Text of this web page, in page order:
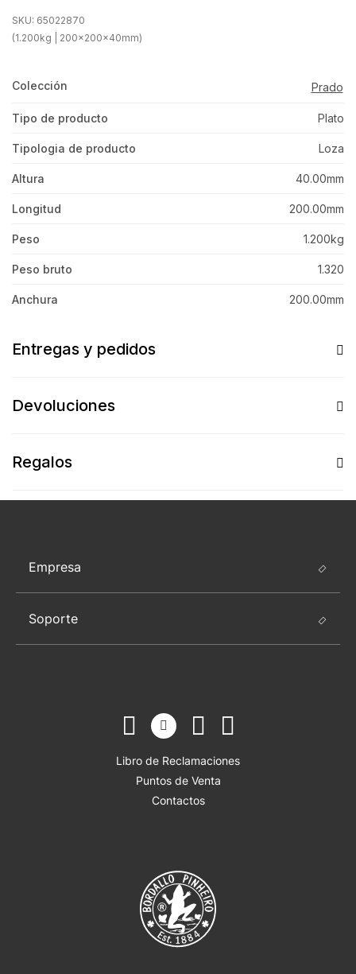
SKU: 65022870
(1.200kg | 200x200x40mm)
Colección Prado
Tipo de producto Plato
Tipologia de producto Loza
Altura 40.00mm
Longitud 200.00mm
Peso 1.200kg
Peso bruto 1.320
Anchura 200.00mm
Entregas y pedidos
Devoluciones
Regalos
Empresa
Soporte
Libro de Reclamaciones
Puntos de Venta
Contactos